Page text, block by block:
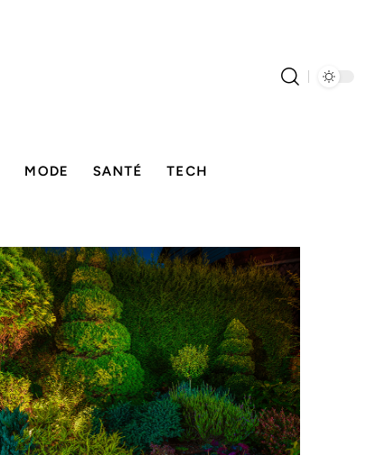
MODE SANTÉ TECH